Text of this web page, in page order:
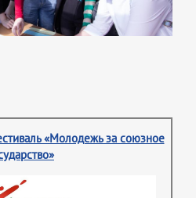
«Молодежь за союзное